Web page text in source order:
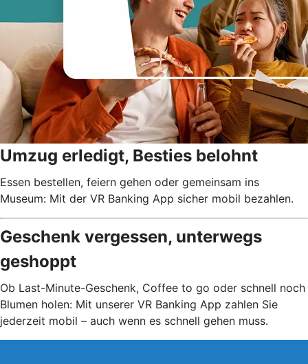
Umzug erledigt, Besties belohnt
Essen bestellen, feiern gehen oder gemeinsam ins
Museum: Mit der VR Banking App sicher mobil bezahlen.
Geschenk vergessen, unterwegs
geshoppt
Ob Last-Minute-Geschenk, Coffee to go oder schnell noch
Blumen holen: Mit unserer VR Banking App zahlen Sie
jederzeit mobil – auch wenn es schnell gehen muss.